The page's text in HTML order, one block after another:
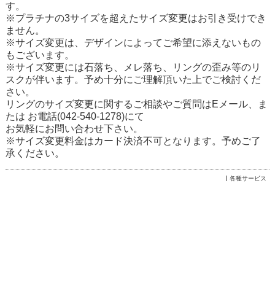
す。
※プラチナの3サイズを超えたサイズ変更はお引き受けでき
ません。
※サイズ変更は、デザインによってご希望に添えないもの
もございます。
※サイズ変更には石落ち、メレ落ち、リングの歪み等のリ
スクが伴います。予め十分にご理解頂いた上でご検討くだ
さい。
リングのサイズ変更に関するご相談やご質問はEメール、ま
たは お電話(042-540-1278)にて
お気軽にお問い合わせ下さい。
※サイズ変更料金はカード決済不可となります。予めご了
承ください。
各種サービス